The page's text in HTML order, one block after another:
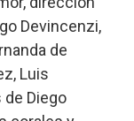
Devincenzi,
de
Luis
de Diego